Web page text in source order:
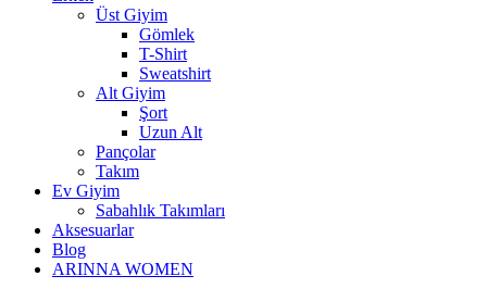
Üst Giyim
Gömlek
T-Shirt
Sweatshirt
Alt Giyim
Şort
Uzun Alt
Pançolar
Takım
Ev Giyim
Sabahlık Takımları
Aksesuarlar
Blog
ARINNA WOMEN